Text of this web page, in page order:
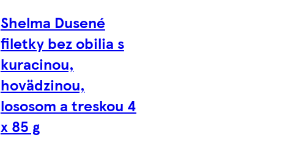
Shelma Dusené
filetky bez obilia s
kuracinou,
hovädzinou,
lososom a treskou 4
x 85 g